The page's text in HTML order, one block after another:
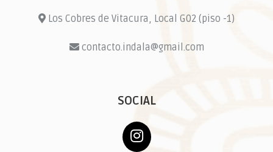
Los Cobres de Vitacura, Local G02 (piso -1)
contacto.indala@gmail.com
SOCIAL